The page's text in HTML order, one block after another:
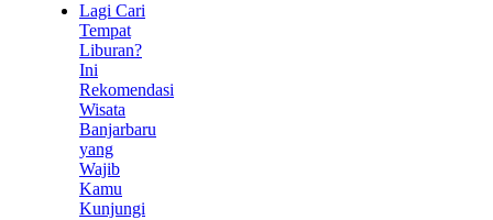
Lagi Cari
Tempat
Liburan?
Ini
Rekomendasi
Wisata
Banjarbaru
yang
Wajib
Kamu
Kunjungi